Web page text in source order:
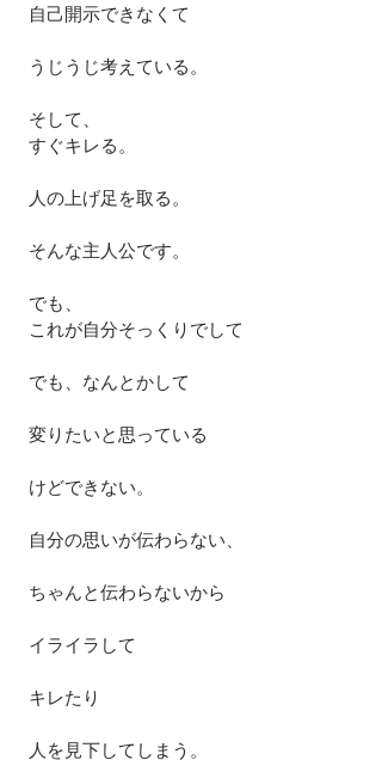
自己開示できなくて
うじうじ考えている。
そして、
すぐキレる。
人の上げ足を取る。
そんな主人公です。
でも、
これが自分そっくりでして
でも、なんとかして
変りたいと思っている
けどできない。
自分の思いが伝わらない、
ちゃんと伝わらないから
イライラして
キレたり
人を見下してしまう。